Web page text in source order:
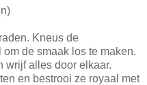
Kneus de
de smaak los te maken.
wrijf alles door elkaar.
en bestrooi ze royaal met